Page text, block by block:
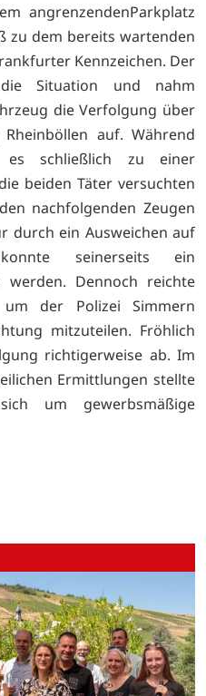
angrenzendenParkplatz
zu dem bereits wartenden
Kennzeichen. Der
Situation und nahm
die Verfolgung über
auf. Während
es schließlich zu einer
beiden Täter versuchten
nachfolgenden Zeugen
durch ein Ausweichen auf
seinerseits ein
werden. Dennoch reichte
der Polizei Simmern
mitzuteilen. Fröhlich
richtigerweise ab. Im
Ermittlungen stellte
um gewerbsmäßige